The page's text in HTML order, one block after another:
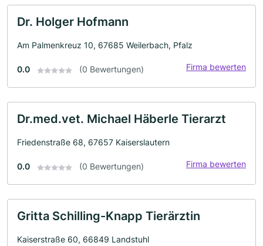
Dr. Holger Hofmann
Am Palmenkreuz 10, 67685 Weilerbach, Pfalz
0.0 (0 Bewertungen) Firma bewerten
Dr.med.vet. Michael Häberle Tierarzt
Friedenstraße 68, 67657 Kaiserslautern
0.0 (0 Bewertungen) Firma bewerten
Gritta Schilling-Knapp Tierärztin
Kaiserstraße 60, 66849 Landstuhl